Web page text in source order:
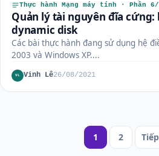
Thực hành Mạng máy tính · Phần 6/
Quản lý tài nguyên đĩa cứng:
dynamic disk
Các bài thực hành đang sử dụng hệ
2003 và Windows XP....
VL Vinh Lê26/08/2021
Phân
1 2